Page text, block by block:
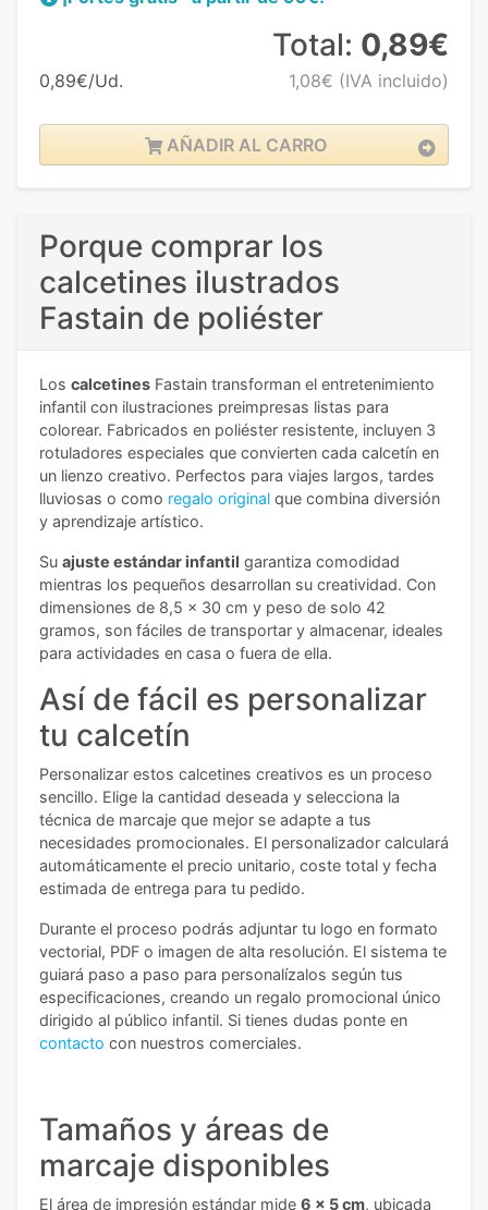
0,89€/Ud.
Total: 0,89€
1,08€ (IVA incluido)
AÑADIR AL CARRO
Porque comprar los
calcetines ilustrados
Fastain de poliéster
Los calcetines Fastain transforman el entretenimiento
infantil con ilustraciones preimpresas listas para
colorear. Fabricados en poliéster resistente, incluyen 3
rotuladores especiales que convierten cada calcetín en
un lienzo creativo. Perfectos para viajes largos, tardes
lluviosas o como regalo original que combina diversión
y aprendizaje artístico.
Su ajuste estándar infantil garantiza comodidad
mientras los pequeños desarrollan su creatividad. Con
dimensiones de 8,5 x 30 cm y peso de solo 42
gramos, son fáciles de transportar y almacenar, ideales
para actividades en casa o fuera de ella.
Así de fácil es personalizar
tu calcetín
Personalizar estos calcetines creativos es un proceso
sencillo. Elige la cantidad deseada y selecciona la
técnica de marcaje que mejor se adapte a tus
necesidades promocionales. El personalizador calculará
automáticamente el precio unitario, coste total y fecha
estimada de entrega para tu pedido.
Durante el proceso podrás adjuntar tu logo en formato
vectorial, PDF o imagen de alta resolución. El sistema te
guiará paso a paso para personalízalos según tus
especificaciones, creando un regalo promocional único
dirigido al público infantil. Si tienes dudas ponte en
contacto con nuestros comerciales.
Tamaños y áreas de
marcaje disponibles
El área de impresión estándar mide 6 x 5 cm, ubicada